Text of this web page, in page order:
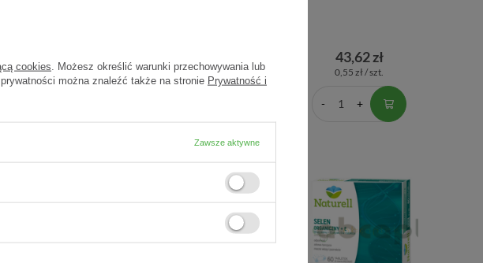
1,81 zł / szt.
43,62 zł
0,55 zł / szt.
cookies . Możesz określić warunki przechowywania lub
można znaleźć także na stronie Prywatność i
Zawsze aktywne